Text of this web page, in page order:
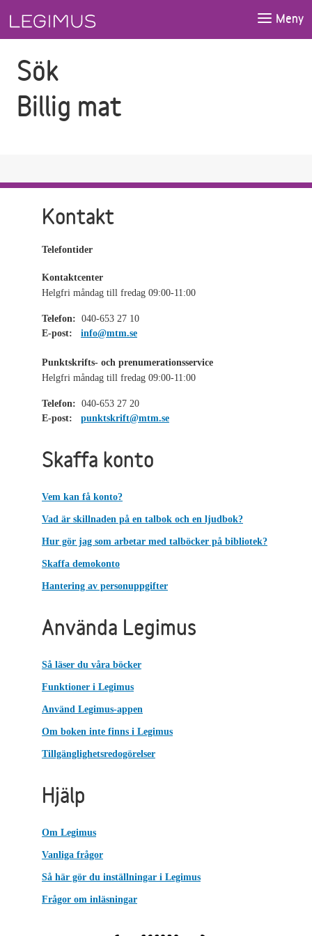
Meny
Sök
Billig mat
Kontakt
Telefontider
Kontaktcenter
Helgfri måndag till fredag 09:00-11:00
Telefon: 040-653 27 10
E-post:
info@mtm.se
Punktskrifts- och prenumerationsservice
Helgfri måndag till fredag 09:00-11:00
Telefon: 040-653 27 20
E-post:
punktskrift@mtm.se
Skaffa konto
Vem kan få konto?
Vad är skillnaden på en talbok och en ljudbok?
Hur gör jag som arbetar med talböcker på bibliotek?
Skaffa demokonto
Hantering av personuppgifter
Använda Legimus
Så läser du våra böcker
Funktioner i Legimus
Använd Legimus-appen
Om boken inte finns i Legimus
Tillgänglighetsredogörelser
Hjälp
Om Legimus
Vanliga frågor
Så här gör du inställningar i Legimus
Frågor om inläsningar